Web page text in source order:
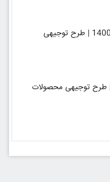
طرح توجیهی تولید قطعات بتنی 1400 | طرح توجیهی
طرح توجیهی محصولات